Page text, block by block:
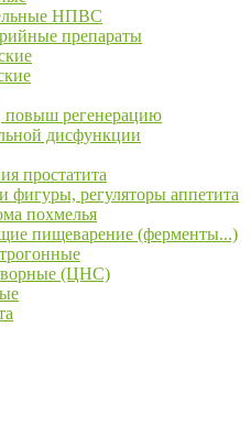
НПВС
препараты
регенерацию
дисфункции
простатита
фигуры, регуляторы аппетита
похмелья
пищеварение (ферменты...)
(ЦНС)